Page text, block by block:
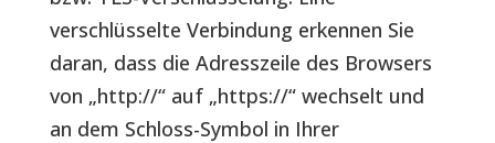
verschlüsselte Verbindung erkennen Sie
daran, dass die Adresszeile des Browsers
von „http://“ auf „https://“ wechselt und
an dem Schloss-Symbol in Ihrer